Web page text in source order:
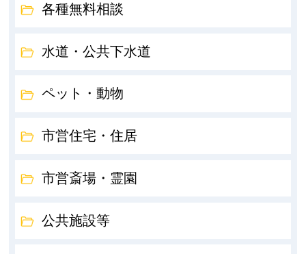
各種無料相談
水道・公共下水道
ペット・動物
市営住宅・住居
市営斎場・霊園
公共施設等